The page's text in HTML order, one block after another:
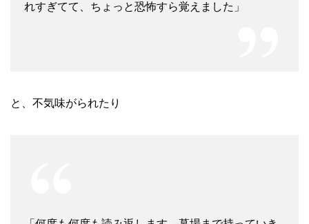
れすぎてて、ちょっと恐怖すら覚えました」
と、不気味がられたり